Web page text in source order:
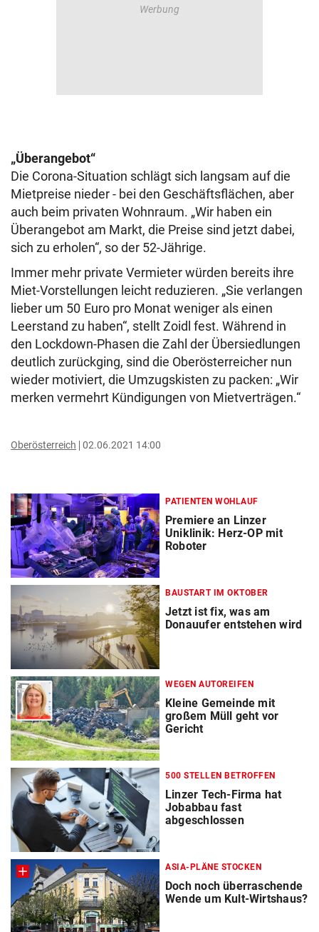
„Überangebot“
Die Corona-Situation schlägt sich langsam auf die
Mietpreise nieder - bei den Geschäftsflächen, aber
auch beim privaten Wohnraum. „Wir haben ein
Überangebot am Markt, die Preise sind jetzt dabei,
sich zu erholen“, so der 52-Jährige.
Immer mehr private Vermieter würden bereits ihre
Miet-Vorstellungen leicht reduzieren. „Sie verlangen
lieber um 50 Euro pro Monat weniger als einen
Leerstand zu haben“, stellt Zoidl fest. Während in
den Lockdown-Phasen die Zahl der Übersiedlungen
deutlich zurückging, sind die Oberösterreicher nun
wieder motiviert, die Umzugskisten zu packen: „Wir
merken vermehrt Kündigungen von Mietverträgen.“
Oberösterreich 02.06.2021 14:00
PATIENTEN WOHLAUF
Premiere an Linzer
Uniklinik: Herz-OP mit
Roboter
BAUSTART IM OKTOBER
Jetzt ist fix, was am
Donauufer entstehen wird
WEGEN AUTOREIFEN
Kleine Gemeinde mit
großem Müll geht vor
Gericht
500 STELLEN BETROFFEN
Linzer Tech-Firma hat
Jobabbau fast
abgeschlossen
ASIA-PLÄNE STOCKEN
Doch noch überraschende
Wende um Kult-Wirtshaus?